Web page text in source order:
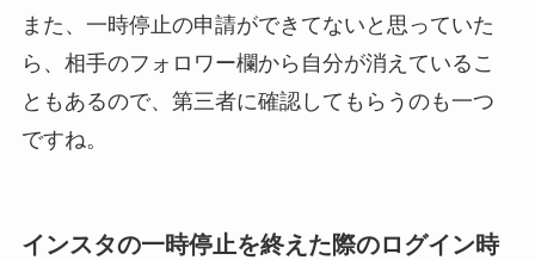
また、一時停止の申請ができてないと思っていた
ら、相手のフォロワー欄から自分が消えているこ
ともあるので、第三者に確認してもらうのも一つ
ですね。
インスタの一時停止を終えた際のログイン時